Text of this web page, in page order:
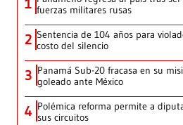
1 fuerzas militares rusas
2 Sentencia de 104 años para
costo del silencio
3 Panamá Sub-20 fracasa en su
goleado ante México
4 Polémica reforma permite a
sus circuitos